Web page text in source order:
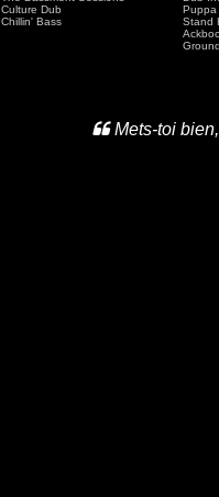
Culture Dub
Chillin' Bass
Puppa
Stand
Mets-toi